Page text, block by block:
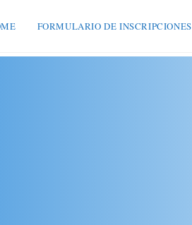
FORMULARIO DE INSCRIPCIONES